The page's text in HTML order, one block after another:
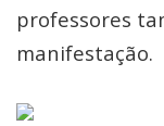
professores
manifestação.